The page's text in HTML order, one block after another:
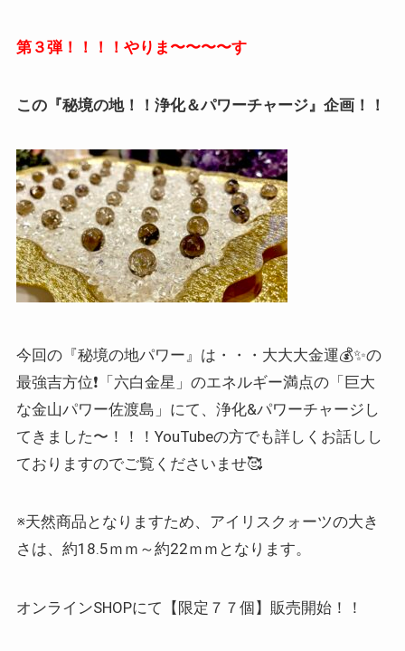
第３弾！！！！やりま〜〜〜〜す
この『秘境の地！！浄化＆パワーチャージ』企画！！
今回の『秘境の地パワー』は・・・大大大金運💰✨の
最強吉方位❗️「六白金星」のエネルギー満点の「巨大
な金山パワー佐渡島」にて、浄化&パワーチャージし
てきました〜！！！YouTubeの方でも詳しくお話しし
ておりますのでご覧くださいませ🥰
※天然商品となりますため、アイリスクォーツの大き
さは、約18.5ｍｍ～約22ｍｍとなります。
オンラインSHOPにて【限定７７個】販売開始！！